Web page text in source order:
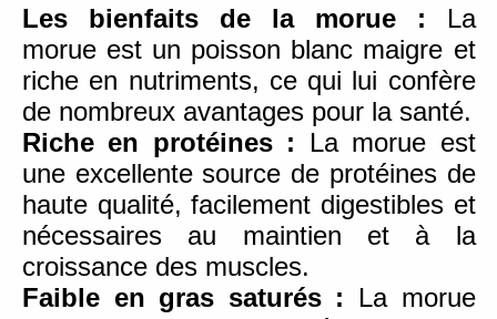
Les bienfaits de la morue : La
morue est un poisson blanc maigre et
riche en nutriments, ce qui lui confère
de nombreux avantages pour la santé.
Riche en protéines : La morue est
une excellente source de protéines de
haute qualité, facilement digestibles et
nécessaires au maintien et à la
croissance des muscles.
Faible en gras saturés : La morue